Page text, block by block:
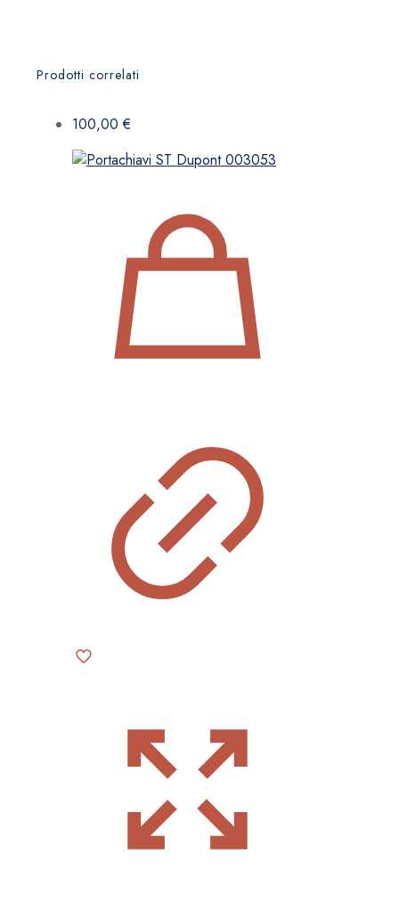
Prodotti correlati
100,00€